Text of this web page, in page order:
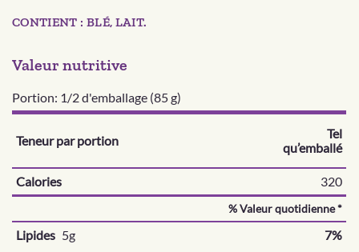
CONTIENT : BLÉ, LAIT.
Valeur nutritive
Portion: 1/2 d'emballage (85 g)
Teneur par portion
Tel
qu’emballé
Calories 320
% Valeur quotidienne *
Lipides 5g
7%